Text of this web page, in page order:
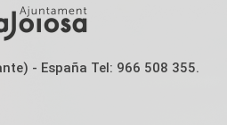
- España Tel: 966 508 355.